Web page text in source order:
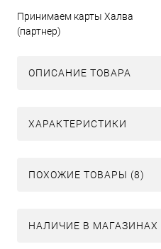
Принимаем карты Халва
(партнер)
ОПИСАНИЕ ТОВАРА
ХАРАКТЕРИСТИКИ
ПОХОЖИЕ ТОВАРЫ (8)
НАЛИЧИЕ В МАГАЗИНАХ